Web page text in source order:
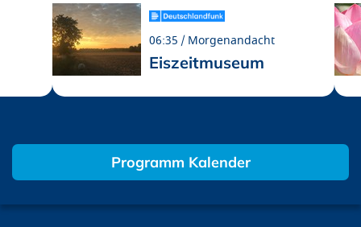
06:35 Morgenandacht
Eiszeitmuseum
Programm Kalender